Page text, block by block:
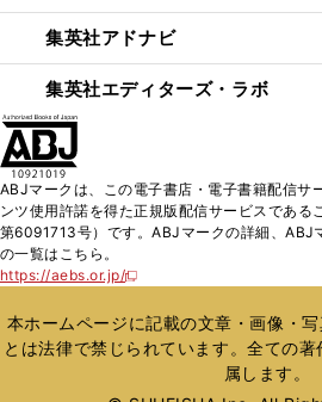
集英社アドナビ
集英社エディターズ・ラボ
ABJマークは、この電子書店・電子書籍配信サ
ンツ使用許諾を得た正規版配信サービスである
第6091713号）です。ABJマークの詳細、ABJ
の一覧はこちら。
https://aebs.or.jp/
新
い
ウ
ィ
本ホームページに記載の文章・画像・
とは法律で禁じられています。全ての
属します。